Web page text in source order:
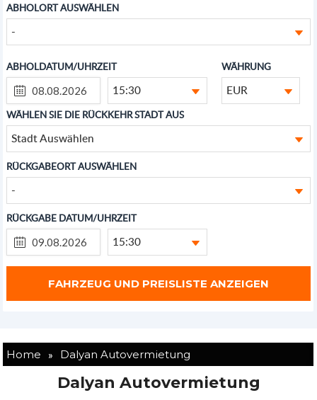
ABHOLORT AUSWÄHLEN
-
ABHOLDATUM/UHRZEIT
15:30
WÄHRUNG
EUR
WÄHLEN SIE DIE RÜCKKEHR STADT AUS
Stadt Auswählen
RÜCKGABEORT AUSWÄHLEN
-
RÜCKGABE DATUM/UHRZEIT
15:30
Home » Dalyan Autovermietung
Dalyan Autovermietung